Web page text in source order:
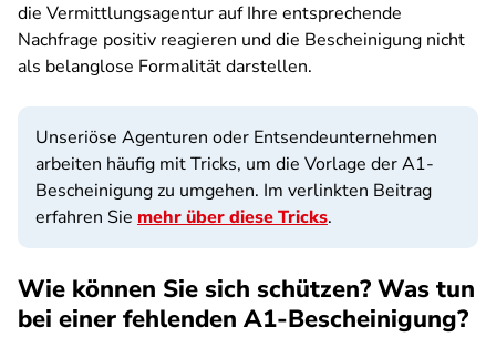
die Vermittlungsagentur auf Ihre entsprechende
Nachfrage positiv reagieren und die Bescheinigung nicht
als belanglose Formalität darstellen.
Unseriöse Agenturen oder Entsendeunternehmen
arbeiten häufig mit Tricks, um die Vorlage der A1-
Bescheinigung zu umgehen. Im verlinkten Beitrag
erfahren Sie mehr über diese Tricks.
Wie können Sie sich schützen? Was tun
bei einer fehlenden A1-Bescheinigung?